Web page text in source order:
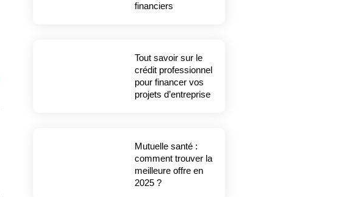
financiers
Tout savoir sur le
crédit professionnel
pour financer vos
projets d’entreprise
Mutuelle santé :
comment trouver la
meilleure offre en
2025 ?